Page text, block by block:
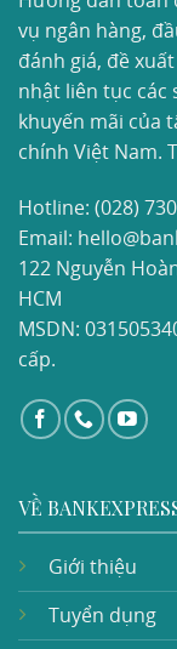
vụ ngân hàng,
đánh giá, đề
nhật liên tục các
khuyến mãi của
chính Việt Nam.
Hotline: (028)
Email:
122 Nguyễn
HCM
MSDN:
cấp.
VỀ
Giới thiệu
Tuyển dụng